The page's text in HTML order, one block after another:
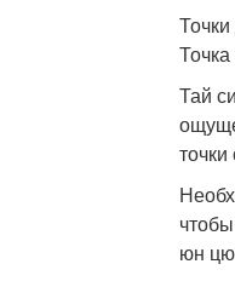
Точка
Тай
точки
юн